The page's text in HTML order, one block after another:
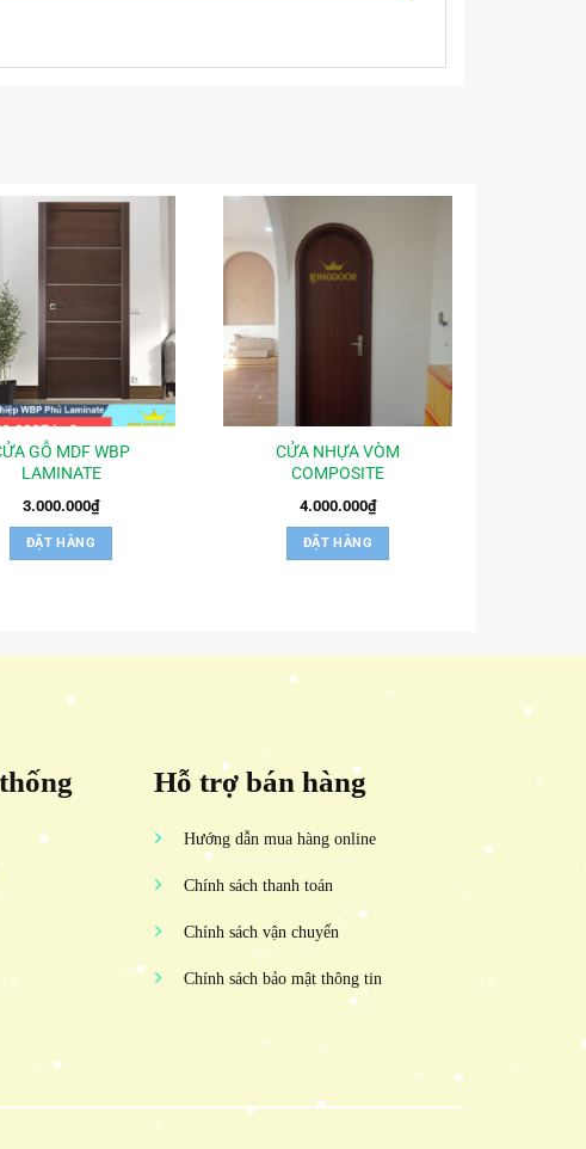
GỖ MDF WBP
LAMINATE
3.000.000₫
ĐẶT HÀNG
CỬA NHỰA VÒM
COMPOSITE
4.000.000₫
ĐẶT HÀNG
Hỗ trợ bán hàng
Hướng dẫn mua hàng online
Chính sách thanh toán
Chính sách vận chuyển
Chính sách bảo mật thông tin